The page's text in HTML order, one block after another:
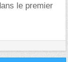
le premier